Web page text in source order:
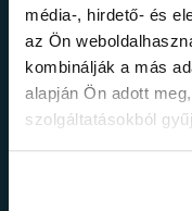
média-, hirdető- és
az Ön
kombinálják a más
alapján Ön adott
szolgáltatásokból
Értesülj
legfrissebb
promócióinkról.